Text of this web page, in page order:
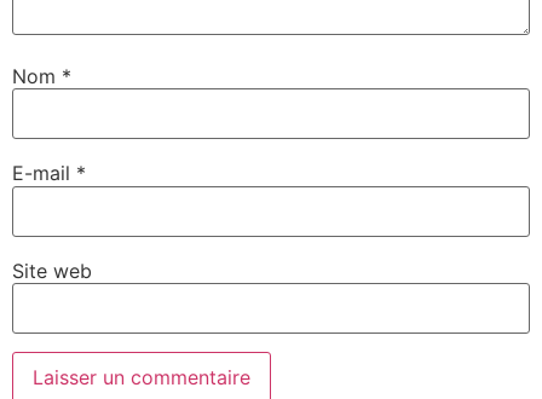
Nom *
E-mail *
Site web